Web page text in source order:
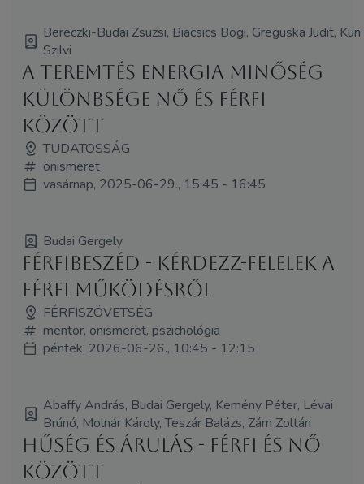
Bereczki-Budai Zsuzsi, Biacsics Bogi, Greguska Judit, Kun
Szilvi
A teremtés energia minőség
különbsége nő és férfi
között
TUDATOSSÁG
önismeret
vasárnap, 2025-06-29., 15:45 - 16:45
Budai Gergely
Férfibeszéd - Kérdezz-felelek a
férfi működésről
FÉRFISZÖVETSÉG
mentor, önismeret, pszichológia
péntek, 2026-06-26., 10:45 - 12:15
Abaffy András, Budai Gergely, Kemény Péter, Lévai
Brúnó, Molnár Károly, Teszár Balázs, Zám Zoltán
Hűség és árulás - férfi és nő
között